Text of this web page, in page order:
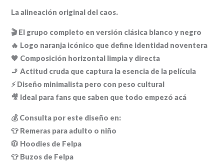
La alineación original del caos.
🎬 El grupo completo en versión clásica blanco y negro
🔥 Logo naranja icónico que define identidad noventera
🖤 Composición horizontal limpia y directa
🚬 Actitud cruda que captura la esencia de la película
⚡ Diseño minimalista pero con peso cultural
🎥 Ideal para fans que saben que todo empezó acá
💰 Consulta por este diseño en:
👕 Remeras para adulto o niño
🧥 Hoodies de Felpa
👕 Buzos de Felpa